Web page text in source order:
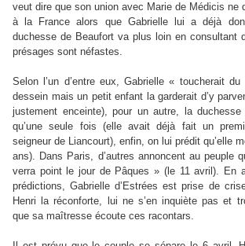
veut dire que son union avec Marie de Médicis ne
à la France alors que Gabrielle lui a déjà
duchesse de Beaufort va plus loin en consultant
présages sont néfastes.
Selon l’un d’entre eux, Gabrielle « toucherait
dessein mais un petit enfant la garderait d’y
justement enceinte), pour un autre, la
qu’une seule fois (elle avait déjà fait un
seigneur de Liancourt), enfin, on lui prédit qu’elle
ans). Dans Paris, d’autres annoncent au peuple
verra point le jour de Pâques » (le 11 avril). En
prédictions, Gabrielle d’Estrées est prise de
Henri la réconforte, lui ne s’en inquiète pas et
que sa maîtresse écoute ces racontars.